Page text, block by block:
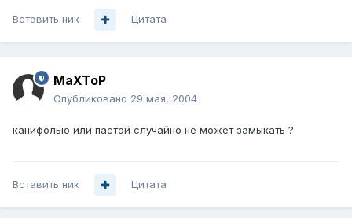
Вставить ник Цитата
MaXToP
Опубликовано 29 мая, 2004
канифолью или пастой случайно не может замыкать ?
Вставить ник Цитата